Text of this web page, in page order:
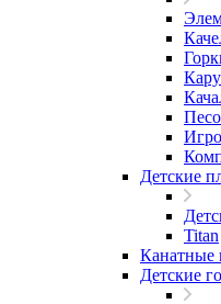
Детские
Titan
Канатные
Детские